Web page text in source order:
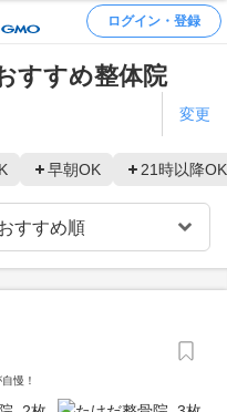
ログイン・登録
すすめ整体院
変更
早朝OK 21時以降OK
慢！